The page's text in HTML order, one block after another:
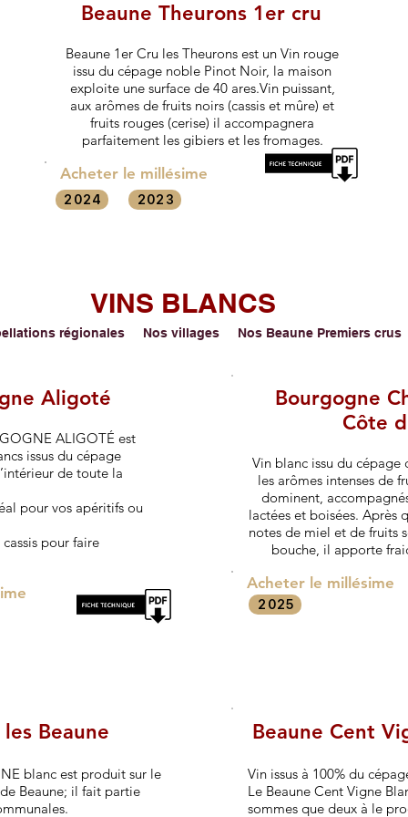
Beaune Theurons 1er cru
Beaune 1er Cru les Theurons est un Vin rouge
issu du cépage noble Pinot Noir, la maison
exploite une surface de 40 ares.Vin puissant,
aux arômes de fruits noirs (cassis et mûre) et
fruits rouges (cerise) il accompagnera
parfaitement les gibiers et les fromages.
Acheter le millésime
2024 2023
VINS BLANCS
régionales Nos villages Nos Beaune Premiers
Aligoté
ALIGOTÉ est
issus du cépage
de toute la
pour vos apéritifs ou
pour faire
Bourgogne
Côte
Vin blanc issu du cépage
les arômes intenses de
dominent,
lactées et boisées. Après
notes de miel et de fruits
bouche, il apporte
Acheter le millésime
2025
Beaune
blanc est produit sur le
Beaune; il fait partie
Beaune Cent
Vin issus à 100% du
Le Beaune Cent Vigne
sommes que deux à le